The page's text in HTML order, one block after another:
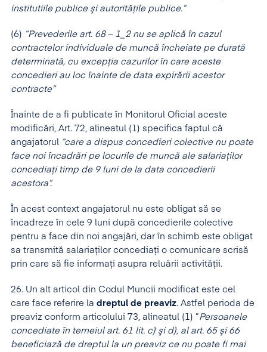
institutiile publice şi autorităţile publice.”
(6) ”Prevederile art. 68 – 1_2 nu se aplică în cazul
contractelor individuale de muncă încheiate pe durată
determinată, cu excepţia cazurilor în care aceste
concedieri au loc înainte de data expirării acestor
contracte”
Înainte de a fi publicate în Monitorul Oficial aceste
modificări, Art. 72, alineatul (1) specifica faptul că
angajatorul ”care a dispus concedieri colective nu poate
face noi încadrări pe locurile de muncă ale salariaţilor
concediaţi timp de 9 luni de la data concedierii
acestora”.
În acest context angajatorul nu este obligat să se
încadreze în cele 9 luni după concedierile colective
pentru a face din noi angajări, dar în schimb este obligat
sa transmită salariaţilor concediaţi o comunicare scrisă
prin care să fie informaţi asupra reluării activităţii.
26. Un alt articol din Codul Muncii modificat este cel
care face referire la dreptul de preaviz. Astfel perioda de
preaviz conform articolului 73, alineatul (1) ”Persoanele
concediate în temeiul art. 61 lit. c) şi d), al art. 65 şi 66
beneficiază de dreptul la un preaviz ce nu poate fi mai